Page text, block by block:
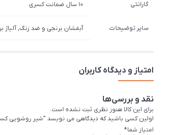
گارانتی 10 سال ضمانت کسری
سایر توضیحات آبفشان برنجی و ضد زنگ, آلیاژ
امتیاز و دیدگاه کاربران
نقد و بررسی‌ها
برای این کالا هنوز نظری ثبت نشده است.
اولین کسی باشید که دیدگاهی می نویسد “شیر روشویی
امتیاز شما*